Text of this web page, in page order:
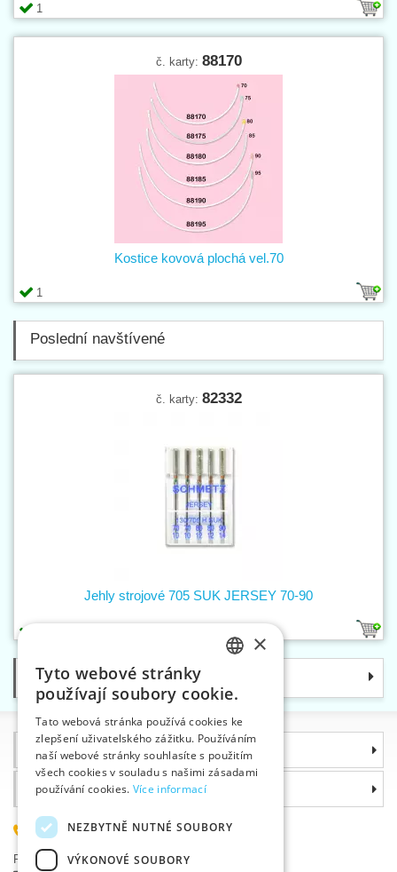
1
č. karty: 88170
1
Kostice kovová plochá vel.70
Poslední navštívené
č. karty: 82332
Jehly strojové 705 SUK JERSEY 70-90
Kategorie
Informace
Proč si zvolit právě nás
585 051 217
Plzeňská 868, 783 91 Uničov, Česká republika
ENGLISH
GERMAN
×
Tyto webové stránky
používají soubory cookie.
Tato webová stránka používá cookies ke
zlepšení uživatelského zážitku. Používáním
naší webové stránky souhlasíte s použitím
všech cookies v souladu s našimi zásadami
používání cookies. Více informací
NEZBYTNĚ NUTNÉ SOUBORY
VÝKONOVÉ SOUBORY